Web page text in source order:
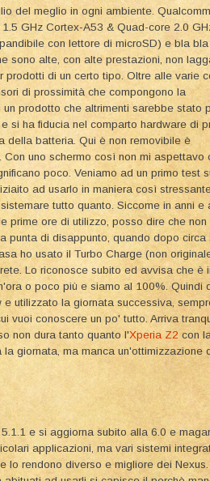
del meglio in ogni ambiente. Qualcomm
GHz Cortex-A53 & Quad-core 2.0
con lettore di microSD) e bla
sono alte, con alte prestazioni, non
di un certo tipo. Oltre alle varie
di prossimità che compongono la
prodotto che altrimenti sarebbe stato
si ha fiducia nel comparto hardware di
della batteria. Qui è non removibile è
uno schermo così non mi aspettavo
poco. Veniamo ad un primo test
ad usarlo in maniera così
tutto quanto. Siccome in anni e
prime ore di utilizzo, posso dire che non
punta di disappunto, quando dopo circa
ho usato il Turbo Charge (non
Lo riconosce subito ed avvisa che è
o poco più e siamo al 100%. Quindi
utilizzato la giornata successiva,
vuoi conoscere un po' tutto. Arriva
non dura tanto quanto l'Xperia Z2 con
giornata, ma manca un'ottimizzazione
e si aggiorna subito alla 6.0 e
applicazioni, ma vari sistemi
lo rendono diverso e migliore dei